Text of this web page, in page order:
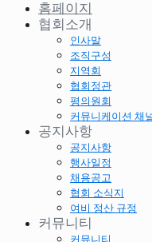
홈페이지
협회소개
인사말
조직구성
지역회
협회정관
평의원회
커뮤니케이션 채
공지사항
공지사항
행사일정
채용공고
협회 소식지
여비 정산 규정
커뮤니티
커뮤니티